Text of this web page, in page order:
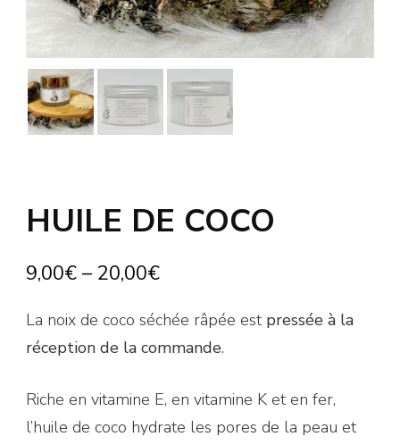
HUILE DE COCO
9,00€ – 20,00€
La noix de coco séchée râpée est pressée à la
réception de la commande.
Riche en vitamine E, en vitamine K et en fer,
l’huile de coco hydrate les pores de la peau et